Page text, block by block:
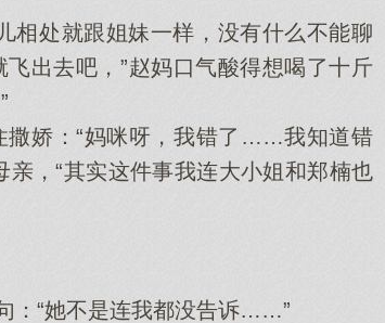
处就跟姐妹一样，没有什么不能聊
出去吧，”赵妈口气酸得想喝了十斤
娇：“妈咪呀，我错了……我知道错
，“其实这件事我连大小姐和郑楠也
：“她不是连我都没告诉……”